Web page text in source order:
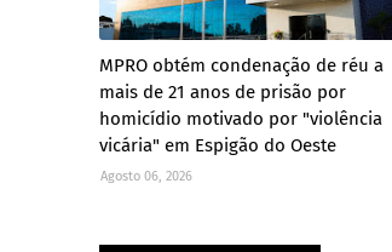
MPRO obtém condenação de réu a
mais de 21 anos de prisão por
homicídio motivado por "violência
vicária" em Espigão do Oeste
Agosto 06, 2026